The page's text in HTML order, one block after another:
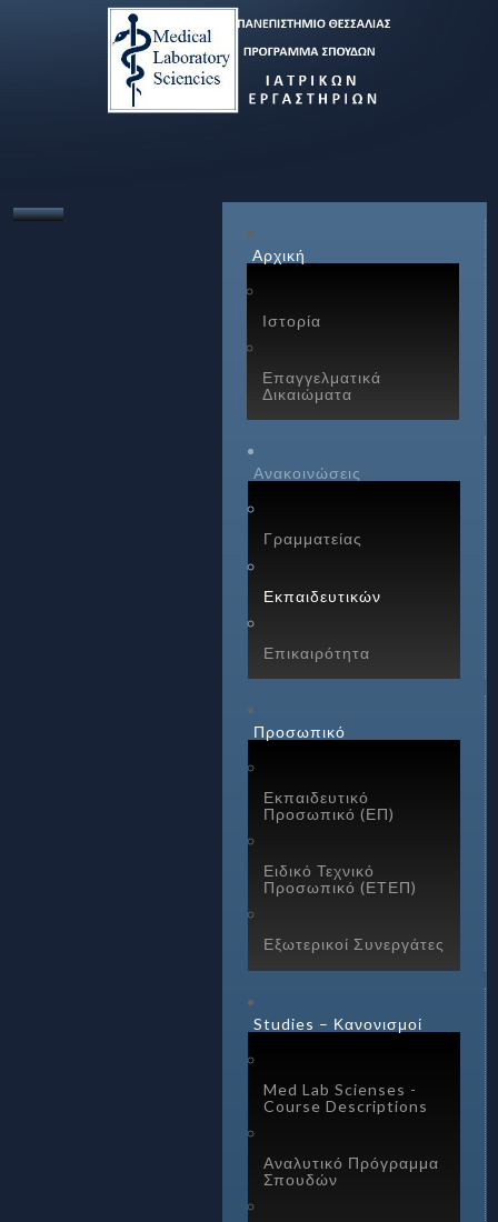
Αρχική
Ιστορία
Επαγγελματικά
Δικαιώματα
Ανακοινώσεις
Γραμματείας
Εκπαιδευτικών
Επικαιρότητα
Προσωπικό
Εκπαιδευτικό
Προσωπικό (ΕΠ)
Ειδικό Τεχνικό
Προσωπικό (ΕΤΕΠ)
Εξωτερικοί Συνεργάτες
Studies – Κανονισμοί
Med Lab Scienses -
Course Descriptions
Αναλυτικό Πρόγραμμα
Σπουδών